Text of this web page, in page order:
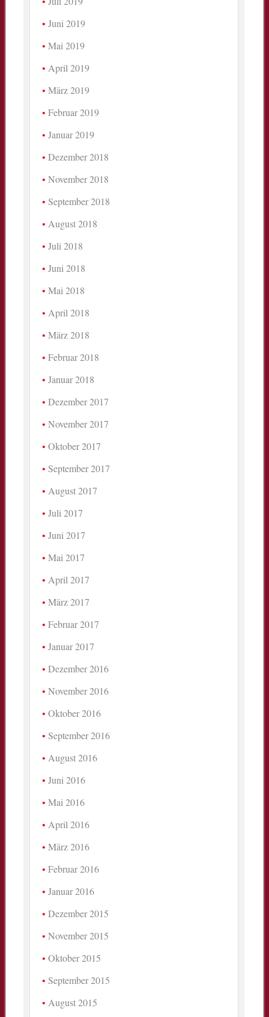
Juni 2019
Mai 2019
April 2019
März 2019
Februar 2019
Januar 2019
Dezember 2018
November 2018
September 2018
August 2018
Juli 2018
Juni 2018
Mai 2018
April 2018
März 2018
Februar 2018
Januar 2018
Dezember 2017
November 2017
Oktober 2017
September 2017
August 2017
Juli 2017
Juni 2017
Mai 2017
April 2017
März 2017
Februar 2017
Januar 2017
Dezember 2016
November 2016
Oktober 2016
September 2016
August 2016
Juni 2016
Mai 2016
April 2016
März 2016
Februar 2016
Januar 2016
Dezember 2015
November 2015
Oktober 2015
September 2015
August 2015